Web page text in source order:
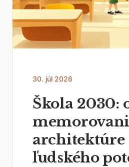
30. júl 2026
Škola 2030:
architektúre
ľudského